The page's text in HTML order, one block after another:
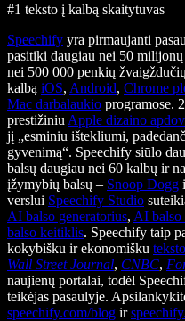
#1 teksto į kalbą skaitytuvas
Speechify yra pirmaujanti
pasitiki daugiau nei 50
nei 500 000 penkių
kalbą iOS, Android, Chrome
Mac darbalaukio programose.
prestižiniu Apple dizaino
jį „esminiu ištekliumi,
gyvenimą“. Speechify siūlo
balsų daugiau nei 60 kalbų ir
įžymybių balsų – Snoop Dogg
verslui Speechify Studio
AI balso generatorius, AI balso
balso keitiklis. Speechify taip
kokybišku ir ekonomišku
Wall Street Journal, CNBC,
naujienų portalai, todėl
teikėjas pasaulyje.
speechify.com/blog ir